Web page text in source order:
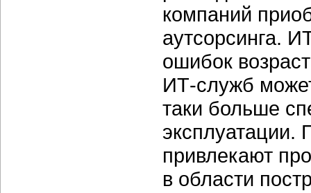
компаний
аутсорсинга.
ошибок
ИТ-служб
таки больше
эксплуатации.
привлекают
в области